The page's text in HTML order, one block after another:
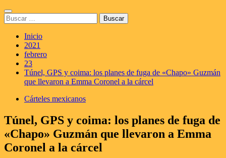
Saltar
al
contenido
Menú
principal
Buscar:
Inicio
2021
febrero
23
Túnel, GPS y coima: los planes de fuga de «Chapo» Guzmán
que llevaron a Emma Coronel a la cárcel
Cárteles mexicanos
Túnel, GPS y coima: los planes de fuga de
«Chapo» Guzmán que llevaron a Emma
Coronel a la cárcel